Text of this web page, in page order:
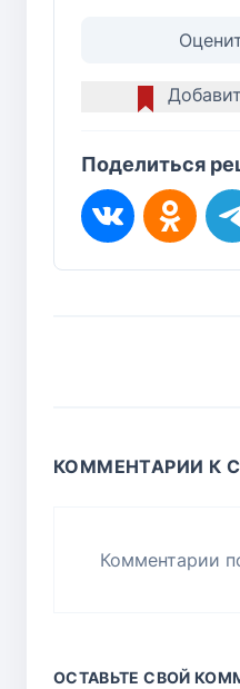
Поделиться
КОММЕНТАРИИ К
Комментарии
ОСТАВЬТЕ СВОЙ